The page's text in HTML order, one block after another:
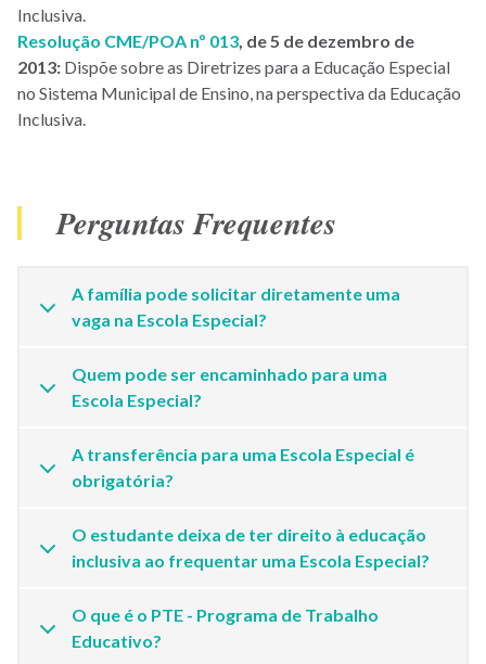
Inclusiva.
Resolução CME/POA nº 013, de 5 de dezembro de
2013: Dispõe sobre as Diretrizes para a Educação Especial
no Sistema Municipal de Ensino, na perspectiva da Educação
Inclusiva.
Perguntas Frequentes
A família pode solicitar diretamente uma
vaga na Escola Especial?
Quem pode ser encaminhado para uma
Escola Especial?
A transferência para uma Escola Especial é
obrigatória?
O estudante deixa de ter direito à educação
inclusiva ao frequentar uma Escola Especial?
O que é o PTE - Programa de Trabalho
Educativo?